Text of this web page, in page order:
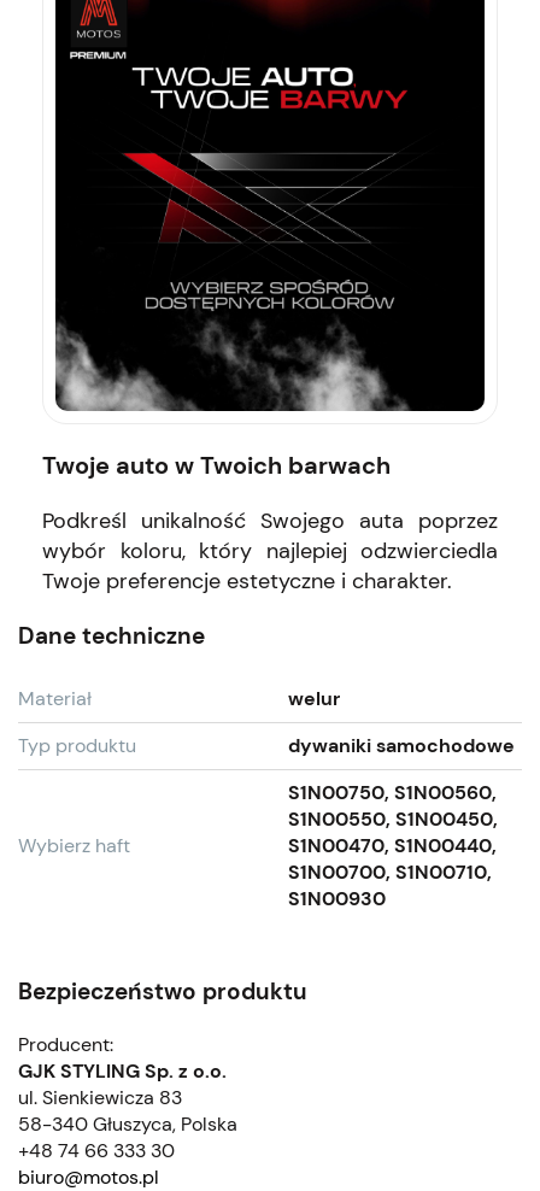
Twoje auto w Twoich barwach
Podkreśl unikalność Swojego auta poprzez
wybór koloru, który najlepiej odzwierciedla
Twoje preferencje estetyczne i charakter.
Dane techniczne
Materiał
welur
Typ produktu
dywaniki samochodowe
Wybierz haft
S1N00750, S1N00560,
S1N00550, S1N00450,
S1N00470, S1N00440,
S1N00700, S1N00710,
S1N00930
Bezpieczeństwo produktu
Producent:
GJK STYLING Sp. z o.o.
ul. Sienkiewicza 83
58-340 Głuszyca, Polska
+48 74 66 333 30
biuro@motos.pl